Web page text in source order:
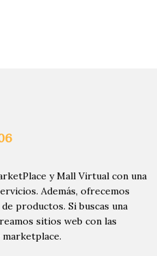
y Mall Virtual con una
Además, ofrecemos
productos. Si buscas una
sitios web con las
marketplace.